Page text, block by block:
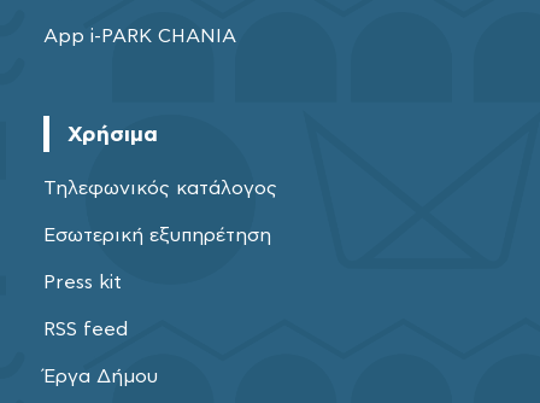
App i-PARK CHANIA
Χρήσιμα
Τηλεφωνικός κατάλογος
Εσωτερική εξυπηρέτηση
Press kit
RSS feed
Έργα Δήμου